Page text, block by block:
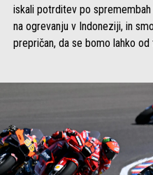
iskali potrditev po
na ogrevanju v Indoneziji, in
prepričan, da se bomo lahko od